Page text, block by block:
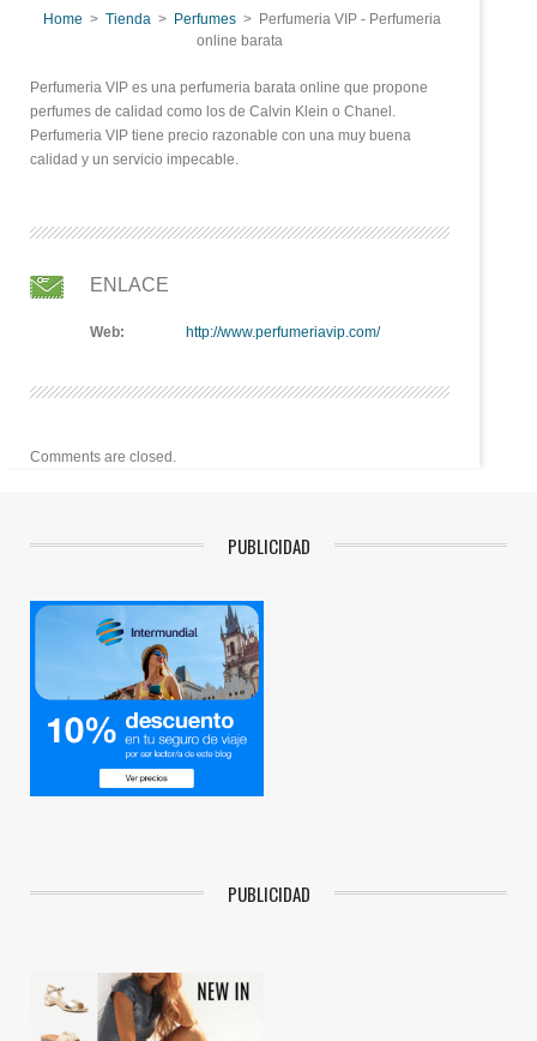
Home > Tienda> Perfumes > Perfumeria VIP - Perfumeria
online barata
Perfumeria VIP es una perfumeria barata online que propone
perfumes de calidad como los de Calvin Klein o Chanel.
Perfumeria VIP tiene precio razonable con una muy buena
calidad y un servicio impecable.
ENLACE
Web: http://www.perfumeriavip.com/
Comments are closed.
PUBLICIDAD
PUBLICIDAD